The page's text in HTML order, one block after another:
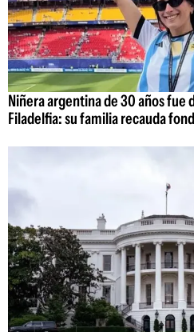
Niñera argentina de 30 años fue
Filadelfia: su familia recauda